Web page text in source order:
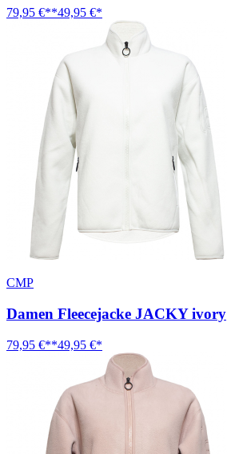
79,95 €**49,95 €*
CMP
Damen Fleecejacke JACKY ivory
79,95 €**49,95 €*